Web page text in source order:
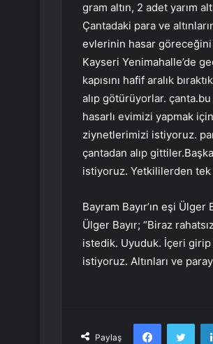
gram altın, 2 adet yarım
Çantadaki para ve
evlerinin hasar göreceğini
Kayseri Yenimahalle’de
kapısını hafif aralık
alıp götürüyorlar.
hasarlı evimizi yapmak
ziynetlerimizi istiyoruz.
çantadan alıp
istiyoruz. Yetkililerden tek
Bayram Bayır’ın eşi
Ülger Bayır; “Biraz
istedik. Uyuduk. İçeri girip
istiyoruz. Altınları ve
Paylaş
Facebook